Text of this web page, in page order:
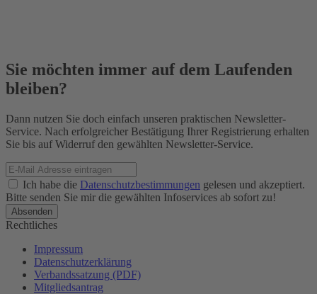
Sie möchten immer auf dem Laufenden
bleiben?
Dann nutzen Sie doch einfach unseren praktischen Newsletter-
Service. Nach erfolgreicher Bestätigung Ihrer Registrierung erhalten
Sie bis auf Widerruf den gewählten Newsletter-Service.
Ich habe die Datenschutzbestimmungen gelesen und akzeptiert.
Bitte senden Sie mir die gewählten Infoservices ab sofort zu!
Rechtliches
Impressum
Datenschutzerklärung
Verbandssatzung (PDF)
Mitgliedsantrag